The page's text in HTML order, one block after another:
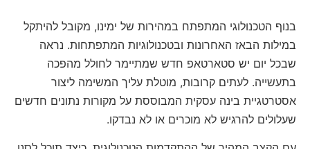
בנוף הטכנולוגי המתפתח במהירות של ימינו, מקובל להיתקל
במילות הבאז האחרונות ובטכנולוגיות המתפתחות. נראה
שבכל יום יש סטארטאפ חדש שמתיימר לחולל מהפכה
בתעשייה. לעתים קרובות, מוטלת עליך המשימה ליצור
אסטרטגיית בינה עסקית המבוססת על מקורות נתונים חדשים
שעלולים להרגיש לא מוכרים או לא נבדקו.